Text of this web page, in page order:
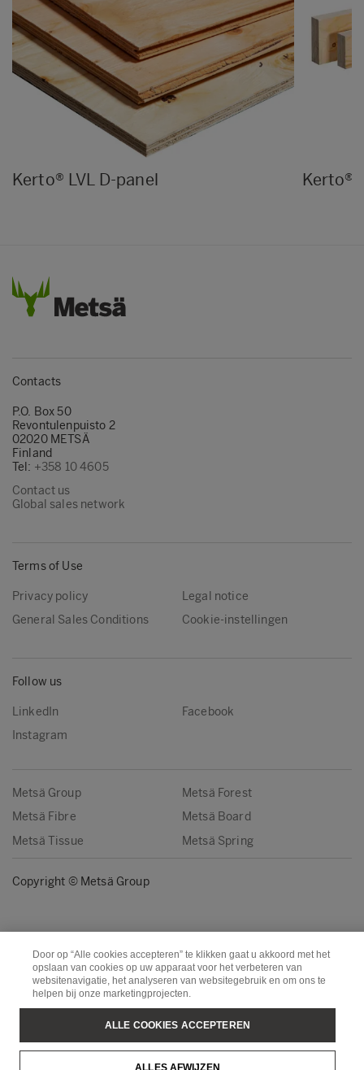
Kerto® LVL D-panel Kerto®
Contacts
P.O. Box 50
Revontulenpuisto 2
02020 METSÄ
Finland
Tel: +358 10 4605
Contact us
Global sales network
Terms of Use
Privacy policy
Legal notice
General Sales Conditions
Cookie-instellingen
Follow us
LinkedIn
Facebook
Instagram
Metsä Group
Metsä Forest
Metsä Fibre
Metsä Board
Metsä Tissue
Metsä Spring
Copyright © Metsä Group
Door op “Alle cookies accepteren” te klikken gaat u akkoord met het
opslaan van cookies op uw apparaat voor het verbeteren van
websitenavigatie, het analyseren van websitegebruik en om ons te
helpen bij onze marketingprojecten.
ALLES AFWIJZEN
ALLE COOKIES ACCEPTEREN